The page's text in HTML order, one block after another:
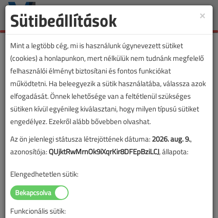
Toggle
×
Sütibeállítások
Mint a legtöbb cég, mi is használunk úgynevezett sütiket
(cookies) a honlapunkon, mert nélkülük nem tudnánk megfelelő
felhasználói élményt biztosítani és fontos funkciókat
működtetni. Ha beleegyezik a sütik használatába, válassza azok
elfogadását. Önnek lehetősége van a feltétlenül szükséges
sütiken kívül egyénileg kiválasztani, hogy milyen típusú sütiket
engedélyez. Ezekről alább bővebben olvashat.
Az ön jelenlegi státusza létrejöttének dátuma:2026. aug. 9.,
azonosítója:QUjktRwMrnOk9iXqrKir8DFEpBziLCJ, állapota:
Elengedhetetlen sütik:
Funkcionális sütik: